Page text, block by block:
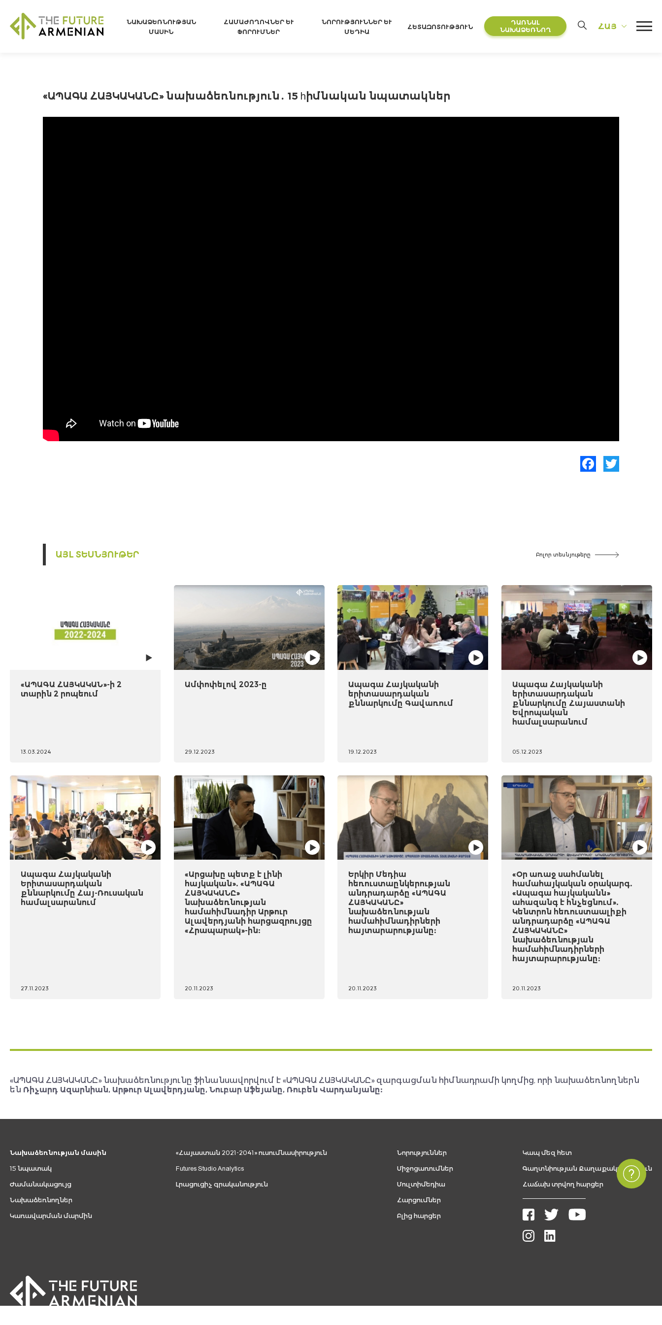
ՆԱԽԱՁԵՌՆՈՒԹՅԱՆ
ՄԱՍԻՆ
ՀԱՄԱԺՈՂՈՎՆԵՐ ԵՒ Ֆ
ՈՐՈՒՄՆԵՐ
ՆՈՐՈՒԹՅՈՒՆՆԵՐ ԵՒ Մ
ԵԴԻԱ
ՀԵՏԱԶՈՏՈՒԹՅՈՒՆ
ԴԱՌՆԱԼ
ՆԱԽԱՁԵՌՆՈՂ
ՀԱՅ
«ԱՊԱԳԱ ՀԱՅԿԱԿԱՆԸ» նախաձեռնություն․ 15 hիմնական նպատակներ
ԱՅԼ ՏԵՍՆՅՈՒԹԵՐ Բոլոր տեսնյութերը
«ԱՊԱԳԱ ՀԱՅԿԱԿԱՆ»-ի 2
տարին 2 րոպեում
13.03.2024
Ամփոփելով 2023-ը
29.12.2023
Ապագա Հայկականի
երիտասարդական
քննարկումը Գավառում
19.12.2023
Ապագա Հայկականի
երիտասարդական
քննարկումը Հայաստանի
Եվրոպական
համալսարանում
05.12.2023
Ապագա Հայկականի
Երիտասարդական
քննարկումը Հայ-Ռուսական
համալսարանում
27.11.2023
«Արցախը պետք է լինի
հայկական». «ԱՊԱԳԱ
ՀԱՅԿԱԿԱՆԸ»
նախաձեռնության
համահիմնադիր Արթուր
Ալավերդյանի հարցազրույցը
«Հրապարակ»-ին:
20.11.2023
Երկիր Մեդիա
հեռուստաընկերության
անդրադարձը «ԱՊԱԳԱ
ՀԱՅԿԱԿԱՆԸ»
նախաձեռնության
համահիմնադիրների
հայտարարությանը:
20.11.2023
«Օր առաջ սահմանել
համահայկական օրակարգ.
«Ապագա հայկականն»
ահազանգ է հնչեցնում».
Կենտրոն հեռուստաալիքի
անդրադարձը «ԱՊԱԳԱ
ՀԱՅԿԱԿԱՆԸ»
նախաձեռնության
համահիմնադիրների
հայտարարությանը:
20.11.2023
«ԱՊԱԳԱ ՀԱՅԿԱԿԱՆԸ» նախաձեռնությունը ֆինանսավորվում է «ԱՊԱԳԱ ՀԱՅԿԱԿԱՆԸ» զարգացման հիմնադրամի կողմից, որի նախաձեռնողներն
են Ռիչարդ Ազարնիան, Արթուր Ալավերդյանը, Նուբար Աֆեյանը, Ռուբեն Վարդանյանը:
Նախաձեռնության մասին
15 նպատակ
Ժամանակացույց
Նախաձեռնողներ
Կառավարման մարմին
«Հայաստան 2021-2041» ուսումնասիրություն
Futures Studio Analytics
Լրացուցիչ գրականություն
Նորություններ
Միջոցառումներ
Մուլտիմեդիա
Հարցումներ
Բլից հարցեր
Կապ մեզ հետ
Գաղտնիության Քաղաքականություն
Հաճախ տրվող հարցեր